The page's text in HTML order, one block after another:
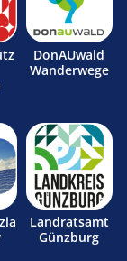
DonAUwald
Wanderwege
Landratsamt
Günzburg